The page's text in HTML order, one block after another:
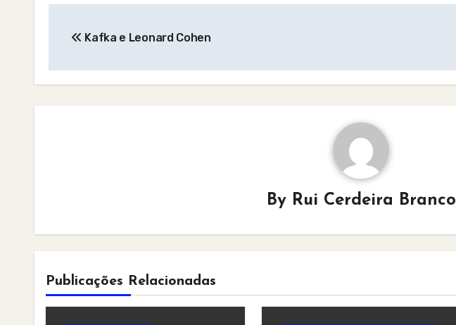
navigation
Kafka e Leonard Cohen
By Rui Cerdeira Branco
Publicações Relacionadas